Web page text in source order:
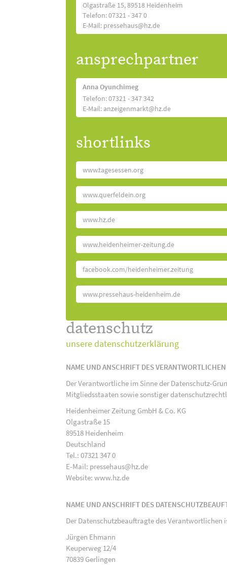
Olgastraße 15, 89518 Heidenheim
Telefon: 07321 - 347 0
E-Mail: pressehaus@hz.de
ansprechpartner
Anna Oyunchimeg
Telefon: 07321 - 347 342
E-Mail: anzeigenmarkt@hz.de
shortlinks
www.tagesessen.org
www.querfeldein.org
www.hz.de
www.heidenheimer-zeitung.de
facebook.com/heidenheimer.zeitung
www.pressehaus-heidenheim.de
datenschutz
unsere datenschutzerklärung
NAME UND ANSCHRIFT DES VERANTWORTLICHEN
Der Verantwortliche im Sinne der Datenschutz-
Mitgliedsstaaten sowie sonstiger
Heidenheimer Zeitung GmbH & Co. KG
Olgastraße 15
89518 Heidenheim
Deutschland
Tel.: 07321 347 0
E-Mail: pressehaus@hz.de
Website: www.hz.de
NAME UND ANSCHRIFT DES
Der Datenschutzbeauftragte des Verantwortlichen
Jürgen Ehmann
Keuperweg 12/4
70839 Gerlingen